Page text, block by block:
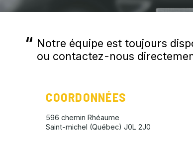
Notre équipe est toujours
ou contactez-nous
COORDONNÉES
596 chemin Rhéaume
Saint-michel (Québec) J0L 2J0